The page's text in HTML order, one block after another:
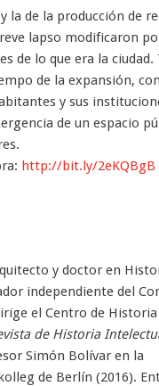
la de la producción de
lapso modificaron
de lo que era la ciudad.
de la expansión,
y sus
de un espacio
http://bit.ly/2eKQBgB
y doctor en
independiente del
el Centro de Historia
de Historia
Simón Bolívar en la
de Berlín (2016).